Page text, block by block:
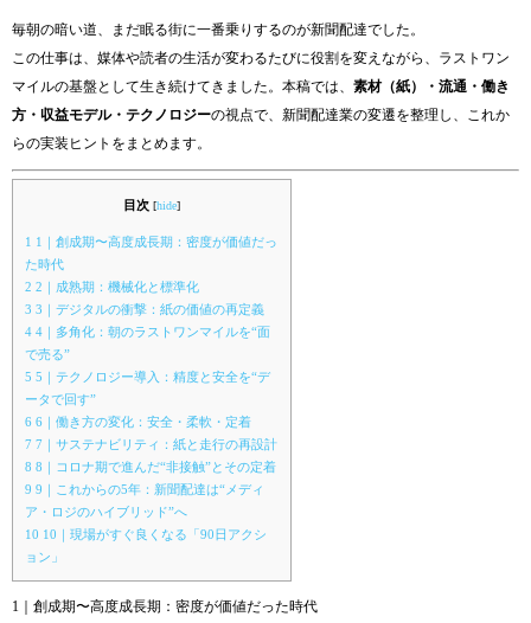
毎朝の暗い道、まだ眠る街に一番乗りするのが新聞配達でした。
この仕事は、媒体や読者の生活が変わるたびに役割を変えながら、ラストワン
マイルの基盤として生き続けてきました。本稿では、 素材（紙）・流通・働き
方・収益モデル・テクノロジーの視点で、新聞配達業の変遷を整理し、これか
らの実装ヒントをまとめます。
目次 [hide]
1 1｜創成期〜高度成長期：密度が価値だっ
た時代
2 2｜成熟期：機械化と標準化
3 3｜デジタルの衝撃：紙の価値の再定義
4 4｜多角化：朝のラストワンマイルを“面
で売る”
5 5｜テクノロジー導入：精度と安全を“デ
ータで回す”
6 6｜働き方の変化：安全・柔軟・定着
7 7｜サステナビリティ：紙と走行の再設計
8 8｜コロナ期で進んだ“非接触”とその定着
9 9｜これからの5年：新聞配達は“メディ
ア・ロジのハイブリッド”へ
10 10｜現場がすぐ良くなる「90日アクシ
ョン」
1｜創成期〜高度成長期：密度が価値だった時代